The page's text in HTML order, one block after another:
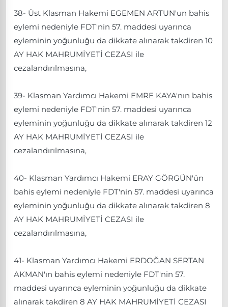
38- Üst Klasman Hakemi EGEMEN ARTUN'un bahis
eylemi nedeniyle FDT'nin 57. maddesi uyarınca
eyleminin yoğunluğu da dikkate alınarak takdiren 10
AY HAK MAHRUMİYETİ CEZASI ile
cezalandırılmasına,
39- Klasman Yardımcı Hakemi EMRE KAYA'nın bahis
eylemi nedeniyle FDT'nin 57. maddesi uyarınca
eyleminin yoğunluğu da dikkate alınarak takdiren 12
AY HAK MAHRUMİYETİ CEZASI ile
cezalandırılmasına,
40- Klasman Yardımcı Hakemi ERAY GÖRGÜN'ün
bahis eylemi nedeniyle FDT'nin 57. maddesi uyarınca
eyleminin yoğunluğu da dikkate alınarak takdiren 8
AY HAK MAHRUMİYETİ CEZASI ile
cezalandırılmasına,
41- Klasman Yardımcı Hakemi ERDOĞAN SERTAN
AKMAN'ın bahis eylemi nedeniyle FDT'nin 57.
maddesi uyarınca eyleminin yoğunluğu da dikkate
alınarak takdiren 8 AY HAK MAHRUMİYETİ CEZASI